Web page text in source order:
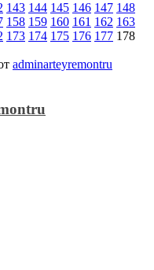
143 144 145 146 147 148
158 159 160 161 162 163
173 174 175 176 177 178
adminarteyremontru